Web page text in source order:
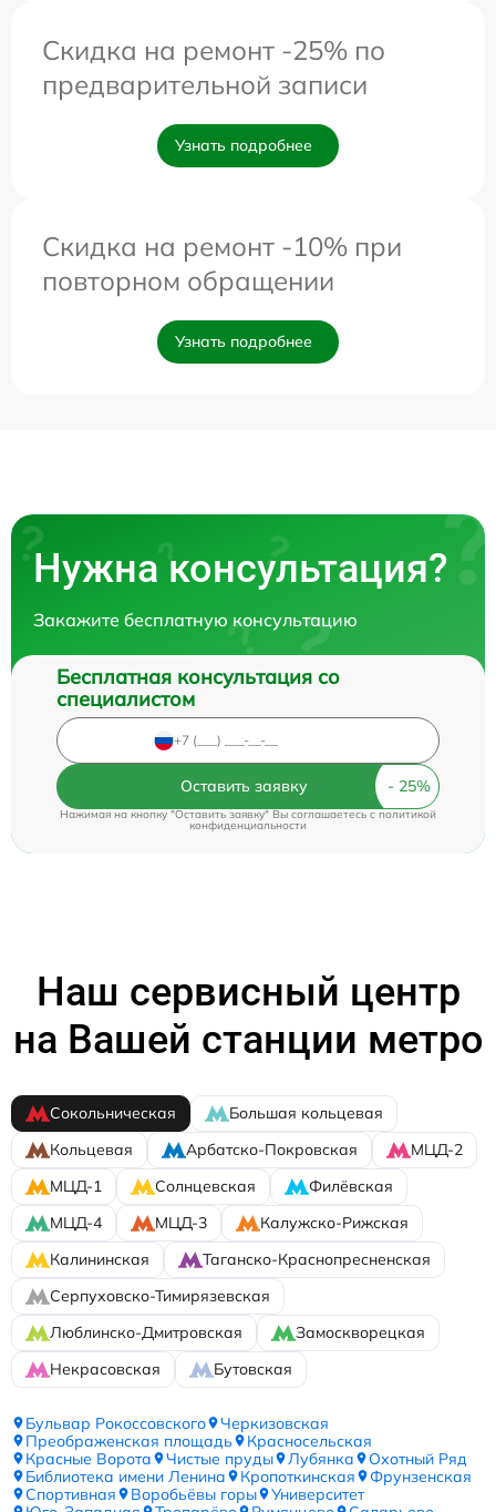
Скидка на ремонт -25% по
предварительной записи
Узнать подробнее
Скидка на ремонт -10% при
повторном обращении
Узнать подробнее
Нужна консультация?
Закажите бесплатную консультацию
Бесплатная консультация со
специалистом
Оставить заявку
Нажимая на кнопку "Оставить заявку" Вы соглашаетесь cполитикой
конфиденциальности
Наш сервисный центр
на Вашей станции метро
Сокольническая
Большая кольцевая
Кольцевая
Арбатско-Покровская
МЦД-2
МЦД-1
Солнцевская
Филёвская
МЦД-4
МЦД-3
Калужско-Рижская
Калининская
Таганско-Краснопресненская
Серпуховско-Тимирязевская
Люблинско-Дмитровская
Замоскворецкая
Некрасовская
Бутовская
Бульвар Рокоссовского
Черкизовская
Преображенская площадь
Красносельская
Красные Ворота
Чистые пруды Лубянка
Охотный Ряд
Библиотека имени Ленина
Кропоткинская
Фрунзенская
Спортивная
Воробьёвы горы
Университет